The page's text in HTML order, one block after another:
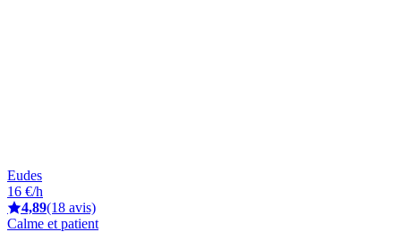
Eudes
16 €/h
4,89(18 avis)
Calme et patient